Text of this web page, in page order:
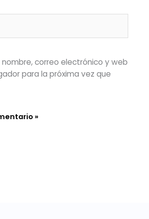
nombre, correo electrónico y web
para la próxima vez que